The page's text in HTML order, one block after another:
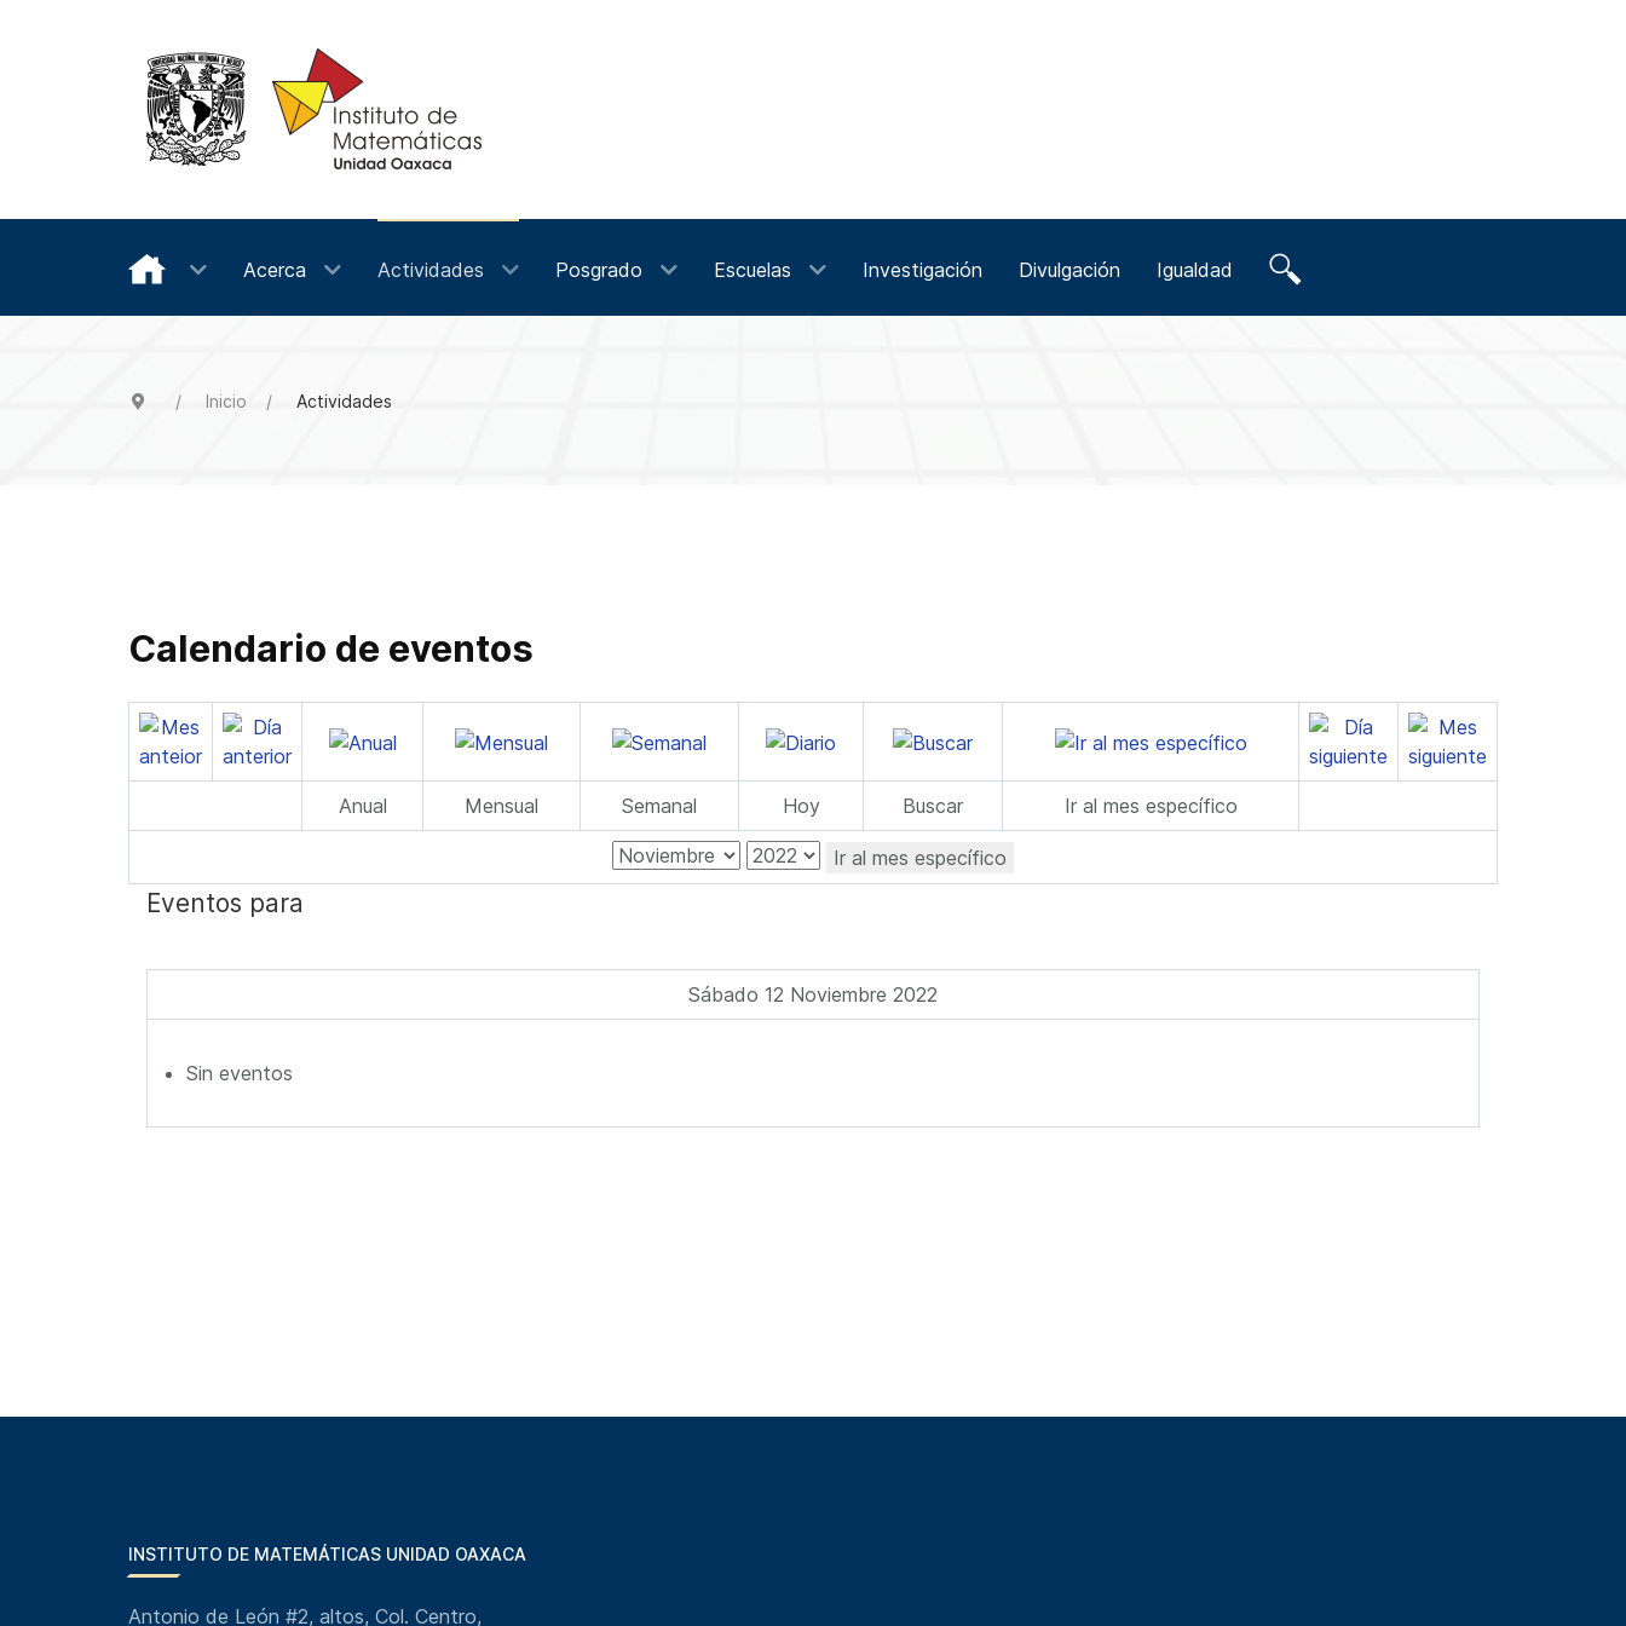
Acerca Actividades Posgrado Escuelas Investigación Divulgación Igualdad
Inicio Actividades
Calendario de eventos
Anual Mensual Semanal Hoy Buscar Ir al mes específico
Ir al mes específico
Eventos para
Sábado 12 Noviembre 2022
Sin eventos
INSTITUTO DE MATEMÁTICAS UNIDAD OAXACA
Antonio de León #2, altos, Col. Centro,